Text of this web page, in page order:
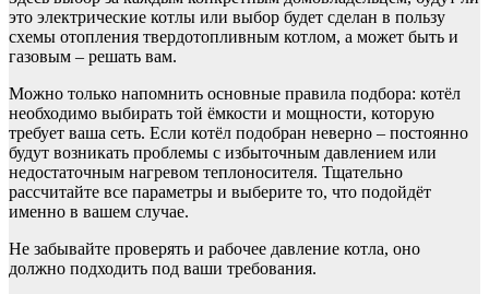
это электрические котлы или выбор будет сделан в пользу
схемы отопления твердотопливным котлом, а может быть и
газовым – решать вам.
Можно только напомнить основные правила подбора: котёл
необходимо выбирать той ёмкости и мощности, которую
требует ваша сеть. Если котёл подобран неверно – постоянно
будут возникать проблемы с избыточным давлением или
недостаточным нагревом теплоносителя. Тщательно
рассчитайте все параметры и выберите то, что подойдёт
именно в вашем случае.
Не забывайте проверять и рабочее давление котла, оно
должно подходить под ваши требования.